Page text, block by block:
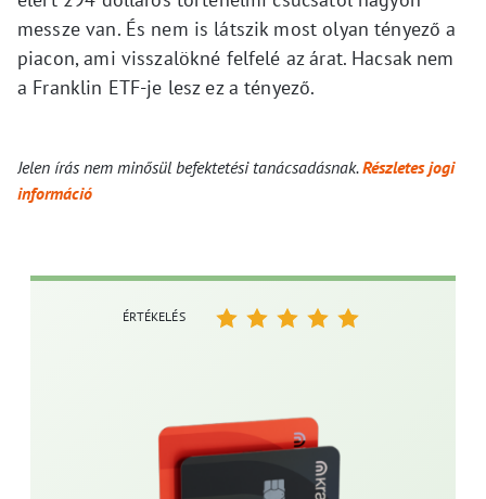
messze van. És nem is látszik most olyan tényező a
piacon, ami visszalökné felfelé az árat. Hacsak nem
a Franklin ETF-je lesz ez a tényező.
Jelen írás nem minősül befektetési tanácsadásnak.Részletes jogi
információ
ÉRTÉKELÉS